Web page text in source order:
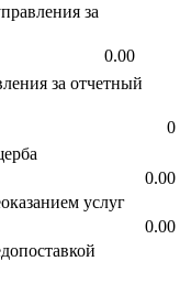
за
0.00
за отчетный
0
0.00
услуг
0.00